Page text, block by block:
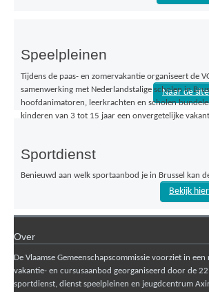
Speelpleinen
Tijdens de paas- en zomervakantie organiseert de
samenwerking met Nederlandstalige scholen in
hoofdanimatoren, leerkrachten en scholen
kinderen van 3 tot 15 jaar een onvergetelijke
Naar de
Sportdienst
Benieuwd aan welk sportaanbod je in Brussel kan
Bekijk
Over
De Vlaamse Gemeenschapscommissie voorziet in
vakantie- en cursusaanbod georganiseerd door de
sportdienst, dienst speelpleinen en jeugdcentrum